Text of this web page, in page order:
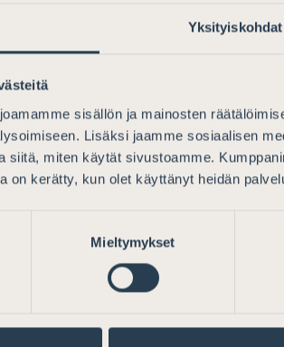
Yksityiskohdat
sisällön ja mainosten
Lisäksi jaamme sosiaalisen
siitä, miten käytät sivustoamme.
on kerätty, kun olet käyttänyt heidän
Mieltymykset
lausunnossamme on todettu,
osaamisen että laadukkaiden
merkityksellisinä sen kannalta, miten
tärkeät seikat toteutuvat sähköisessä
Se, että tietojärjestelmille,
laintasoisia uusia lisävaatimuksia, ei olisi
kaikkien velvoittavien vaatimusten
syvemmin eritellyn niin
johtaneet tilanteeseen, jossa
niin oikeuden soveltamiselle